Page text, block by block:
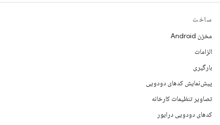
ساخت
مخزن Android
الزامات
بارگیری
پیش‌نمایش کدهای دودویی
تصاویر تنظیمات کارخانه
کدهای دودویی درایور